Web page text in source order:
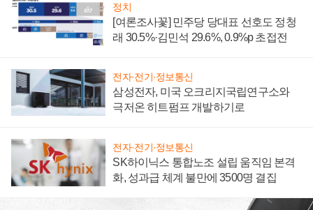
정치
[여론조사꽃] 민주당 당대표 선호도 정청
래 30.5%·김민석 29.6%, 0.9%p 초접전
전자·전기·정보통신
삼성전자, 미국 오크리지국립연구소와
극저온 히트펌프 개발하기로
전자·전기·정보통신
SK하이닉스 통합노조 설립 움직임 본격
화, 성과급 체계 불만에 3500명 결집